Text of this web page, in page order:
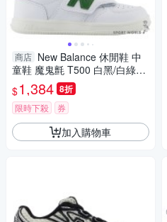
商店 New Balance 休閒鞋 中
童鞋 魔鬼氈 T500 白黑/白綠
【運動世界】PHT500CA-M/P
HT500CC-M
$1,384 8折
限時下殺 券
加入購物車